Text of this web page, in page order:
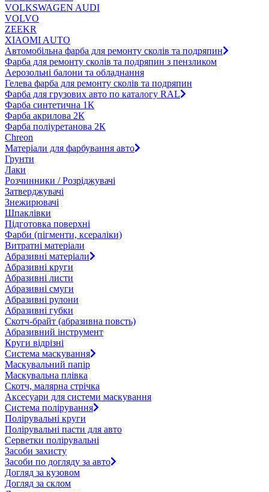
VOLKSWAGEN AUDI
VOLVO
ZEEKR
XIAOMI AUTO
Автомобільна фарба для ремонту сколів та подряпин
Фарба для ремонту сколів та подряпин з пензликом
Аерозольні балони та обладнання
Гелева фарба для ремонту сколів та подряпин
Фарба для грузових авто по каталогу RAL
Фарба синтетична 1К
Фарба акрилова 2К
Фарба поліуретанова 2К
Chreon
Матеріали для фарбування авто
Грунти
Лаки
Розчинники / Розріджувачі
Затверджувачі
Знежирювачі
Шпаклівки
Підготовка поверхні
Фарби (пігменти, ксераліки)
Витратні матеріали
Абразивні матеріали
Абразивні круги
Абразивні листи
Абразивні смуги
Абразивні рулони
Абразивні губки
Скотч-брайт (абразивна повсть)
Абразивний інструмент
Круги відрізні
Система маскування
Маскувальний папір
Маскувальна плівка
Скотч, малярна стрічка
Аксесуари для системи маскування
Система полірування
Полірувальні круги
Полірувальні пасти для авто
Серветки полірувальні
Засоби захисту
Засоби по догляду за авто
Догляд за кузовом
Догляд за склом